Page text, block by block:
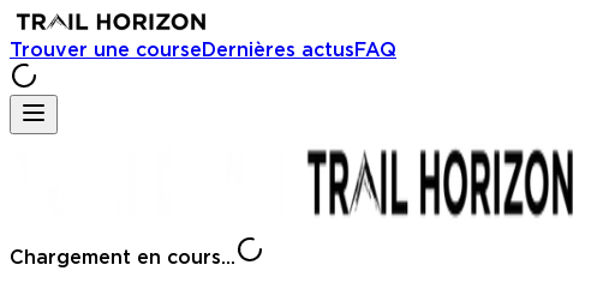
Trouver une courseDernières actusFAQ
Chargement en cours...